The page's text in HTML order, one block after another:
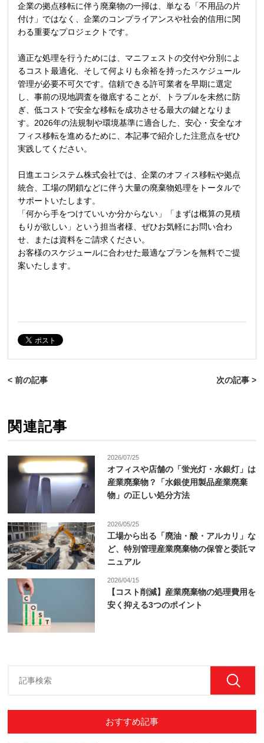
企業の拠点移転に伴う廃棄物の一掃は、単なる「不用品の片
付け」ではなく、企業のコンプライアンスや社会的信用に関
わる重要なプロジェクトです。
適正な処理を行うためには、マニフェストの交付や分別によ
るコスト最適化、そして何よりも余裕を持ったスケジュール
管理が必要不可欠です。信頼できる許可業者を早期に選定
し、事前の現地調査を徹底することが、トラブルを未然に防
ぎ、低コストで安全な移転を成功させる最大の鍵となりま
す。2026年の法規制や環境基準に適合した、安心・安全なオ
フィス移転を進めるために、本記事で紹介した注意点をぜひ
実践してください。
日進エコシステム株式会社では、企業のオフィス移転や拠点
統合、工場の閉鎖などに伴う大量の廃棄物処理をトータルで
サポートいたします。
「何から手をつけていいか分からない」「まずは概算の見積
もりが欲しい」という担当者様、ぜひお気軽にお問い合わ
せ、または資料をご請求ください。
お客様のスケジュールに合わせた最適なプランを無料でご提
案いたします。
< 前の記事 次の記事 >
関連記事
2026/07/25
オフィスや店舗の「蛍光灯・水銀灯」は
産業廃棄物？「水銀使用製品産業廃棄
物」の正しい処分方法
2026/05/25
工場から出る「廃油・酸・アルカリ」な
ど、特別管理産業廃棄物の保管と委託マ
ニュアル
2026/04/15
【コスト削減】産業廃棄物の処理費用を
安く抑える3つのポイント
おすすめ記事